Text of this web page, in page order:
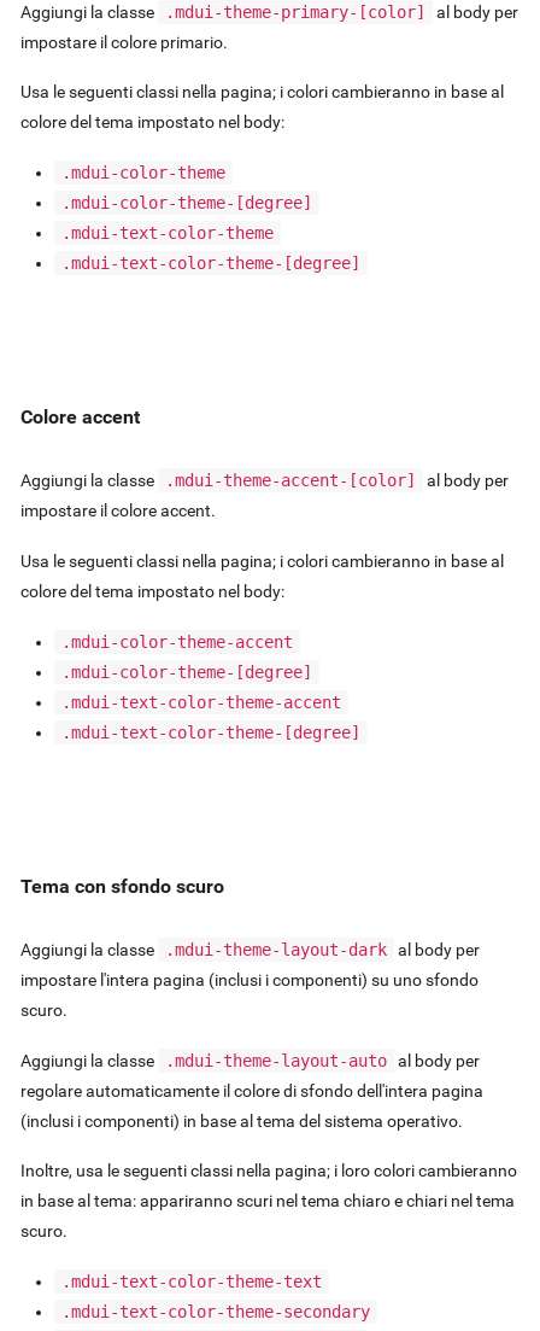
Aggiungi la classe .mdui-theme-primary- [color]
al body per
impostare il colore primario.
Usa le seguenti classi nella pagina; i colori cambieranno in base al
colore del tema impostato nel body:
.mdui-color-theme
.mdui-color-theme- [degree]
.mdui-text-color-theme
.mdui-text-color-theme- [degree]
Colore accent
Aggiungi la classe .mdui-theme-accent- [color]
al body per
impostare il colore accent.
Usa le seguenti classi nella pagina; i colori cambieranno in base al
colore del tema impostato nel body:
.mdui-color-theme-accent
.mdui-color-theme- [degree]
.mdui-text-color-theme-accent
.mdui-text-color-theme- [degree]
Tema con sfondo scuro
Aggiungi la classe .mdui-theme-layout-dark al body per
impostare l'intera pagina (inclusi i componenti) su uno sfondo
scuro.
Aggiungi la classe .mdui-theme-layout-auto al body per
regolare automaticamente il colore di sfondo dell'intera pagina
(inclusi i componenti) in base al tema del sistema operativo.
Inoltre, usa le seguenti classi nella pagina; i loro colori cambieranno
in base al tema: appariranno scuri nel tema chiaro e chiari nel tema
scuro.
.mdui-text-color-theme-text
.mdui-text-color-theme-secondary